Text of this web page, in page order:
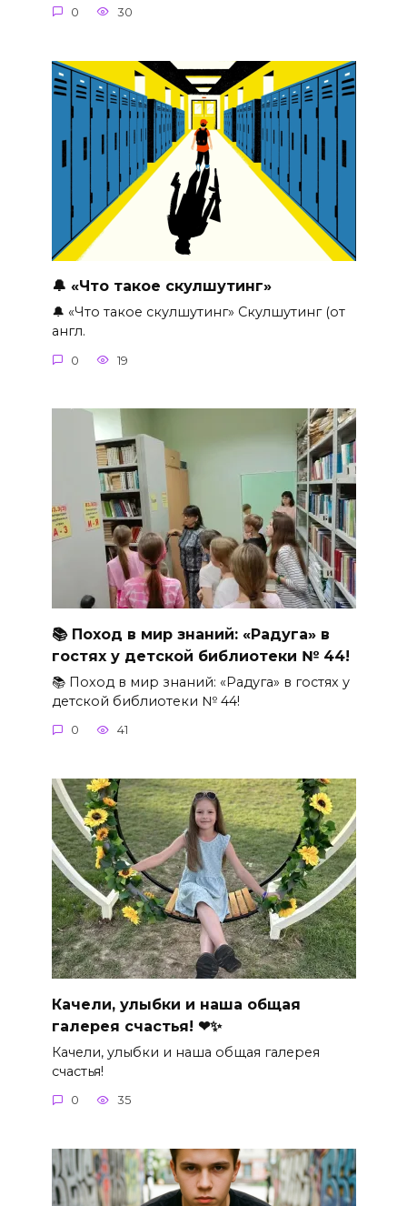
0 30
🔔 «Что такое скулшутинг»
🔔 «Что такое скулшутинг» Скулшутинг (от
англ.
0 19
📚 Поход в мир знаний: «Радуга» в
гостях у детской библиотеки № 44!
📚 Поход в мир знаний: «Радуга» в гостях у
детской библиотеки № 44!
0 41
Качели, улыбки и наша общая
галерея счастья! ❤✨
Качели, улыбки и наша общая галерея
счастья!
0 35